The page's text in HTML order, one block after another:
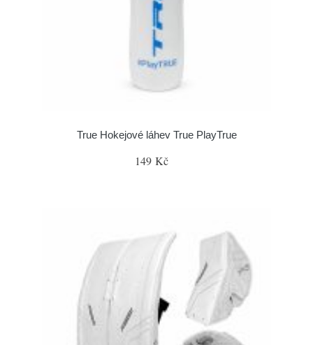
True Hokejové láhev True PlayTrue
149 Kč